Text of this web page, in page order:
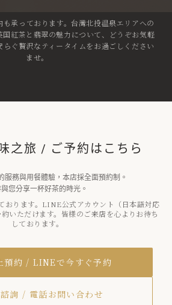
承っております。台灣北投温泉エリアへの
国紅茶と翡翠の魅力について、どうぞお気軽
ぐ贅沢なティータイムをお過ごしください
ませ。
之旅 / ご予約はこちら
服務與用餐體驗，本店採全面預約制。
您分享一杯好茶的時光。
おります。LINE公式アカウント（日本語対応
いただけます。皆様のご来店を心よりお待ち
しております。
預約 / LINEで今すぐ予約
詢 / 電話お問い合わせ